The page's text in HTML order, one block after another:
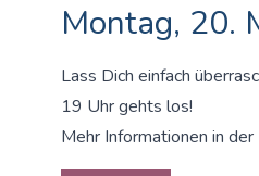
Montag, 20.
Lass Dich einfach
19 Uhr gehts los!
Mehr Informationen in der